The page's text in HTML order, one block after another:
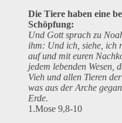
Die Tiere haben eine
Schöpfung:
Und Gott sprach zu
ihm: Und ich, siehe, ich
auf und mit euren
jedem lebenden Wesen,
Vieh und allen Tieren
was aus der Arche
Erde.
1.Mose 9,8-10